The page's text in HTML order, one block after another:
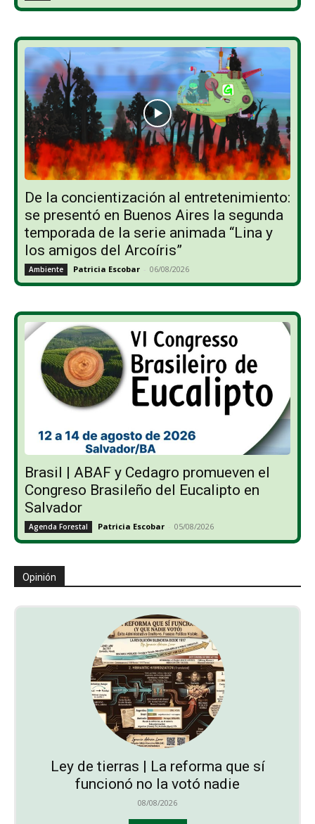
De la concientización al entretenimiento:
se presentó en Buenos Aires la segunda
temporada de la serie animada “Lina y
los amigos del Arcoíris”
Ambiente Patricia Escobar - 06/08/2026
Brasil | ABAF y Cedagro promueven el
Congreso Brasileño del Eucalipto en
Salvador
Agenda Forestal Patricia Escobar - 05/08/2026
Opinión
Ley de tierras | La reforma que sí
funcionó no la votó nadie
08/08/2026